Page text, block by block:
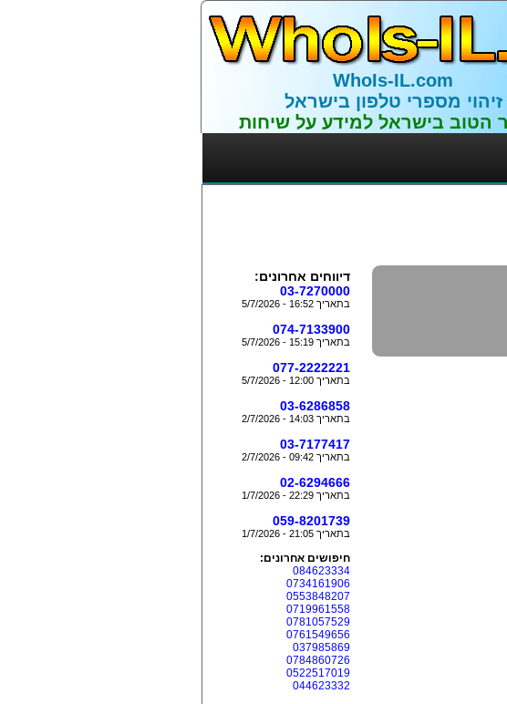
WhoIs-IL.com
זיהוי מספרי טלפון בישראל
הטוב בישראל למידע על שיחות
דיווחים אחרונים:
03-7270000
בתאריך 16:52 - 5/7/2026
074-7133900
בתאריך 15:19 - 5/7/2026
077-2222221
בתאריך 12:00 - 5/7/2026
03-6286858
בתאריך 14:03 - 2/7/2026
03-7177417
בתאריך 09:42 - 2/7/2026
02-6294666
בתאריך 22:29 - 1/7/2026
059-8201739
בתאריך 21:05 - 1/7/2026
חיפושים אחרונים:
084623334
0734161906
0553848207
0719961558
0781057529
0761549656
037985869
0784860726
0522517019
044623332